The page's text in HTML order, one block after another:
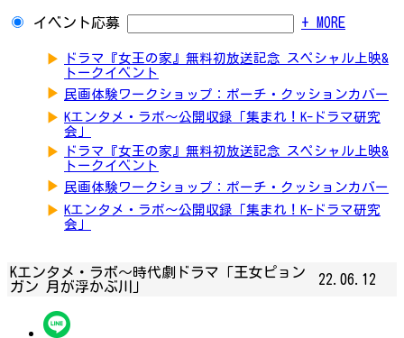
イベント応募 + MORE
▶
ドラマ『女王の家』無料初放送記念 スペシャル上映&
トークイベント
▶ 民画体験ワークショップ：ポーチ・クッションカバー
▶ Kエンタメ・ラボ～公開収録「集まれ！K-ドラマ研究
会」
▶
ドラマ『女王の家』無料初放送記念 スペシャル上映&
トークイベント
▶ 民画体験ワークショップ：ポーチ・クッションカバー
▶ Kエンタメ・ラボ～公開収録「集まれ！K-ドラマ研究
会」
Kエンタメ・ラボ～時代劇ドラマ「王女ピョン
ガン 月が浮かぶ川」
22.06.12